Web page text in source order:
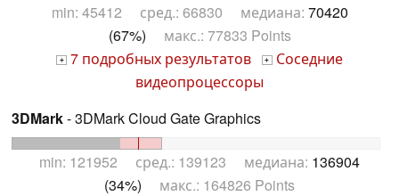
min: 45412 сред.: 66830 медиана: 70420
(67%) макс.: 77833 Points
+ 7 подробных результатов + Соседние
видеопроцессоры
3DMark- 3DMark Cloud Gate Graphics
min: 121952 сред.: 139123 медиана: 136904
(34%) макс.: 164826 Points